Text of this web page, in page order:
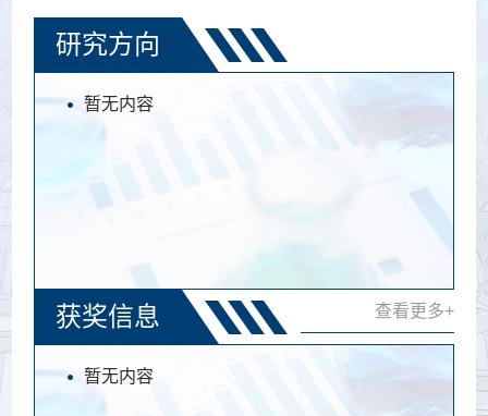
研究方向
暂无内容
获奖信息 查看更多+
暂无内容